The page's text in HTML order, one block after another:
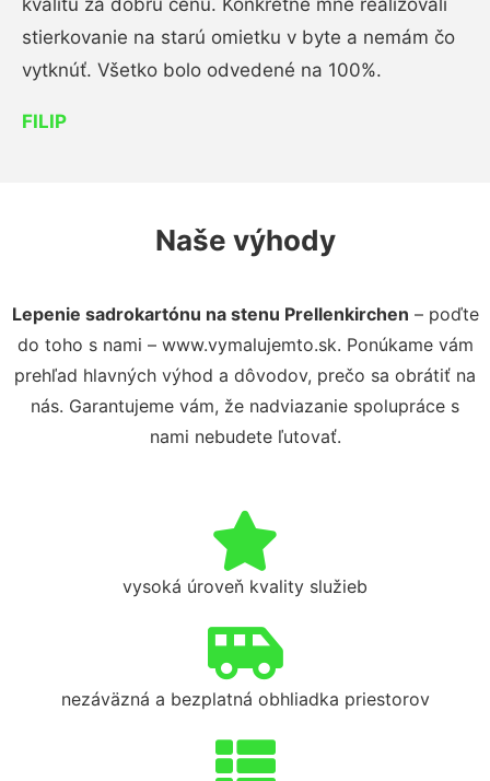
stierkovanie na starú omietku v byte a nemám čo
vytknúť. Všetko bolo odvedené na 100%.
FILIP
Naše výhody
Lepenie sadrokartónu na stenu Prellenkirchen – poďte
do toho s nami – www.vymalujemto.sk. Ponúkame vám
prehľad hlavných výhod a dôvodov, prečo sa obrátiť na
nás. Garantujeme vám, že nadviazanie spolupráce s
nami nebudete ľutovať.
vysoká úroveň kvality služieb
nezáväzná a bezplatná obhliadka priestorov